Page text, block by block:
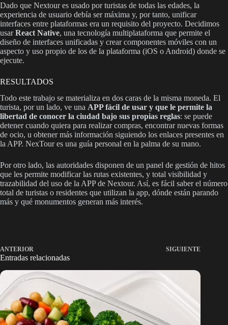
Dado que Nextour es usado por turistas de todas las edades, la
experiencia de usuario debía ser máxima y, por tanto, unificar
interfaces entre plataformas era un requisito del proyecto. Decidimos
usarReact Native, una tecnología multiplataforma que permite el
diseño de interfaces unificadas y crear componentes móviles con un
aspecto y uso propio de los de la plataforma (iOS o Android) donde se
ejecute.
RESULTADOS
Todo este trabajo se materializa en dos caras de la misma moneda. El
turista, por un lado, ve una APP fácil de usar y que le permite la
libertad de conocer la ciudad bajo sus propias reglas: se puede
detener cuando quiera para realizar compras, encontrar nuevas formas
de ocio, u obtener más información siguiendo los enlaces presentes en
la APP. NexTour es una guía personal en la palma de su mano.
Por otro lado, las autoridades disponen de un panel de gestión de hitos
que les permite modificar las rutas existentes, y total visibilidad y
trazabilidad del uso de la APP de Nextour. Así, es fácil saber el número
total de turistas o residentes que utilizan la app, dónde están parando
más y qué monumentos generan más interés.
ANTERIOR SIGUIENTE
Entradas relacionadas